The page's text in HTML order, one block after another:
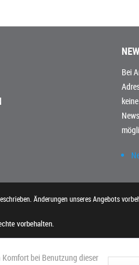
Bei
Änderungen unseres Angebots
vorbehalten.
Komfort bei Benutzung dieser